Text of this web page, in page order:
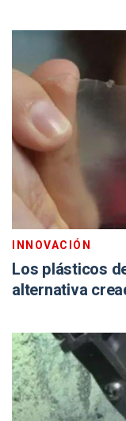
INNOVACIÓN
Los plásticos
alternativa